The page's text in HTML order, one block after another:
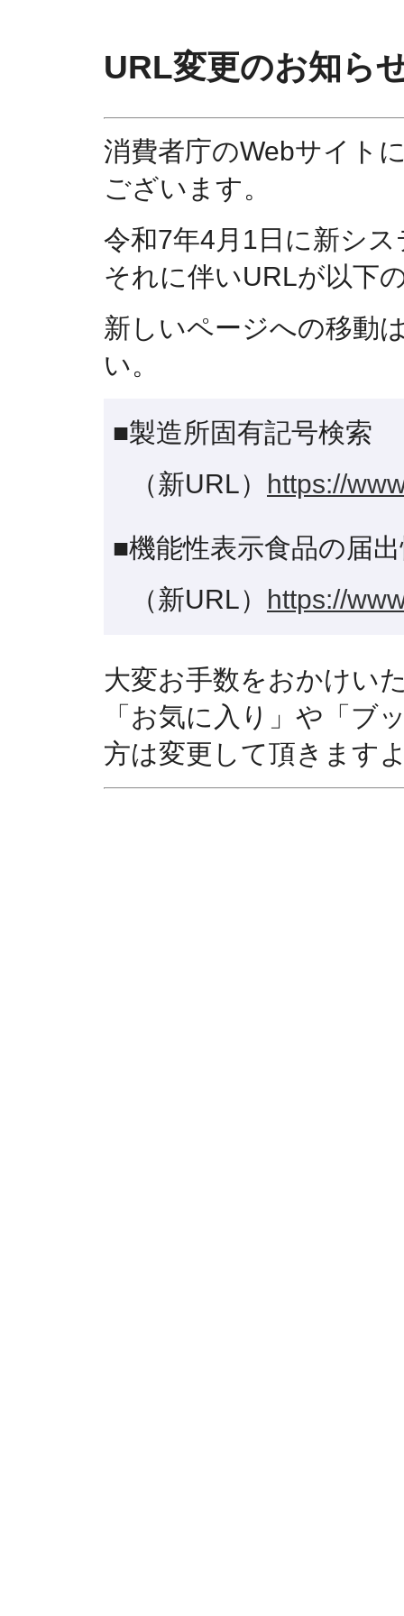
URL変更のお知ら
消費者庁のWebサイト
ございます。
令和7年4月1日に新シ
それに伴いURLが以下
新しいページへの移動
い。
■製造所固有記号検索
（新URL） https://
■機能性表示食品の届
（新URL） https://
大変お手数をおかけい
「お気に入り」や「ブ
方は変更して頂きます